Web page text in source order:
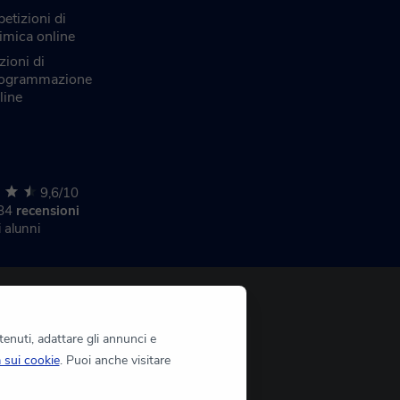
di
online
di
9,6/10
recensioni
alunni
adattare gli annunci e
sui cookie. Puoi anche visitare